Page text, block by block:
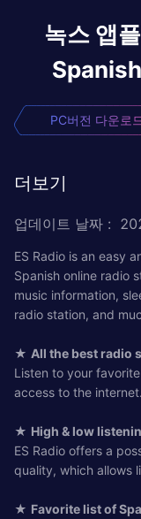
녹스 앱
PC버전 다운로
더보기
업데이트 날짜 :
ES Radio is an easy
Spanish online radio
music information,
radio station, and
★ All the best radio
Listen to your
access to the internet.
★ High & low
ES Radio offers a
quality, which allows
★ Favorite list of